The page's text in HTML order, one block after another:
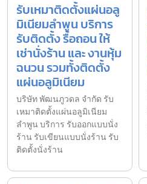
รับเหมาติดตั้งแผ่นอลู
มิเนียมลำพูน บริการ
รับติดตั้ง รื้อถอน ให้
เช่านั่งร้าน และ งานหุ้ม
ฉนวน รวมทั้งติดตั้ง
แผ่นอลูมิเนียม
บริษัท พัฒนภูวดล จำกัด รับ
เหมาติดตั้งแผ่นอลูมิเนียม
ลำพูน บริการ รับออกแบบนั่ง
ร้าน รับเขียนแบบนั่งร้าน รับ
ติดตั้งนั่งร้าน